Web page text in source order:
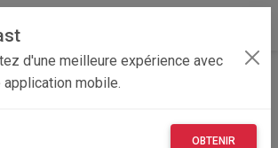
d'une meilleure expérience avec
application mobile.
OBTENIR
Bretagne